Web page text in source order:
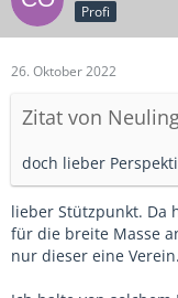
Profi
26. Oktober 2022
Zitat von
doch lieber
lieber Stützpunkt. Da
für die breite Masse
nur dieser eine Verein.